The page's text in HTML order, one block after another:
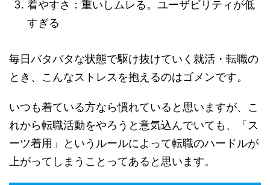
着やすさ：重いしムレる。ユーザビリティが低
すぎる
毎日バタバタな状態で駆け抜けていく就活・転職の
とき、こんなストレスを抱えるのはゴメンです。
いつも着ている方なら慣れていると思いますが、こ
れから転職活動をやろうと意気込んでいても、「ス
ーツ着用」というルールによって転職のハードルが
上がってしまうことってあると思います。